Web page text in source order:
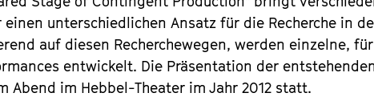
einen unterschiedlichen Ansatz für die Recherche in
auf diesen Recherchewegen, werden einzelne,
entwickelt. Die Präsentation der
Abend im Hebbel-Theater im Jahr 2012 statt.